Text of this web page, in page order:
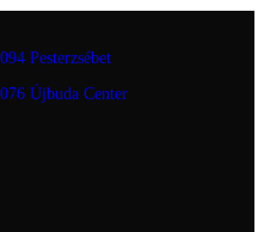
Pesterzsébet
Újbuda Center